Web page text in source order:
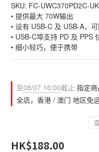
SKU: FC-UWC370PD2C-UK
• 提供最大 70W输出
• 设有 USB-C 及 USB-A，
• USB-C埠支持 PD 及 PPS
• 细小轻巧，便于携带
至08/07 16:00截止 指定
全店，香港 / 澳门 地区免
HK$188.00